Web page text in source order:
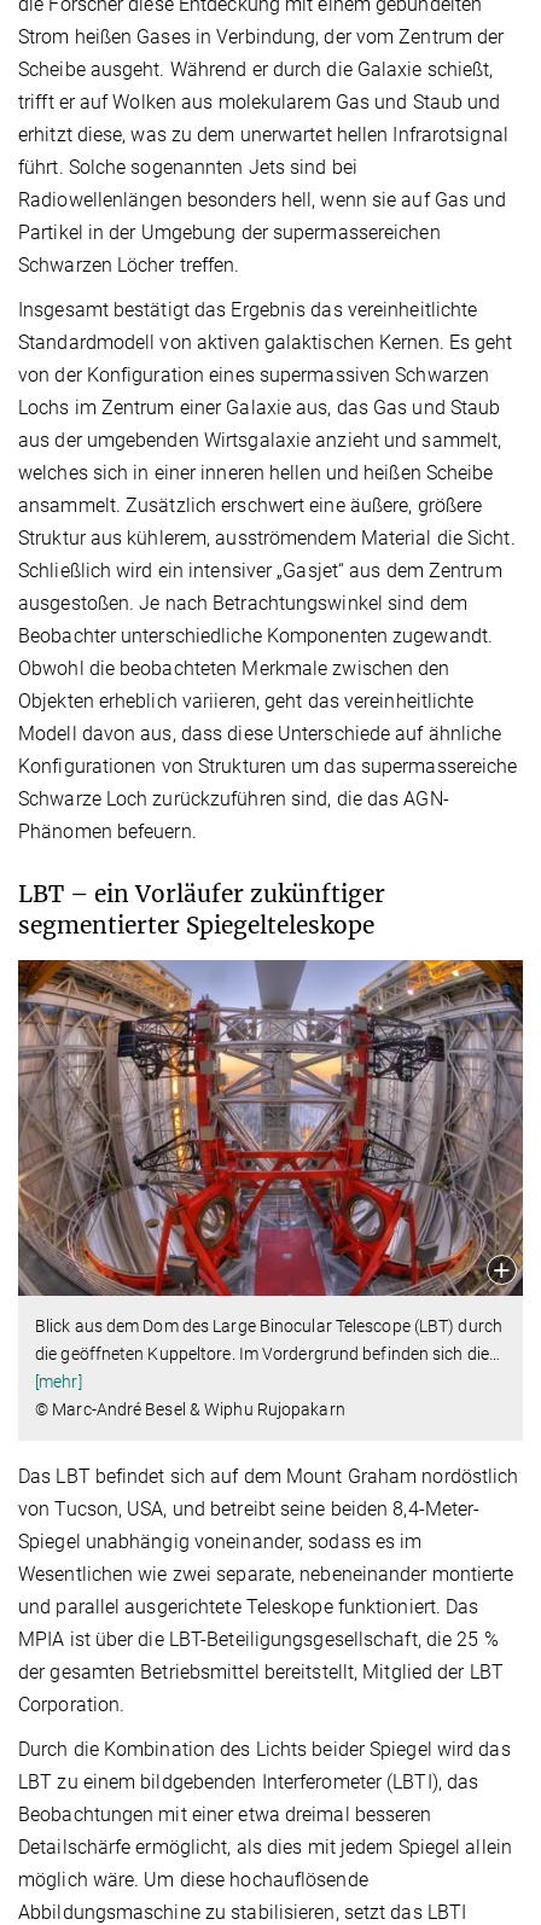
Strom heißen Gases in Verbindung, der vom Zentrum der
Scheibe ausgeht. Während er durch die Galaxie schießt,
trifft er auf Wolken aus molekularem Gas und Staub und
erhitzt diese, was zu dem unerwartet hellen Infrarotsignal
führt. Solche sogenannten Jets sind bei
Radiowellenlängen besonders hell, wenn sie auf Gas und
Partikel in der Umgebung der supermassereichen
Schwarzen Löcher treffen.
Insgesamt bestätigt das Ergebnis das vereinheitlichte
Standardmodell von aktiven galaktischen Kernen. Es geht
von der Konfiguration eines supermassiven Schwarzen
Lochs im Zentrum einer Galaxie aus, das Gas und Staub
aus der umgebenden Wirtsgalaxie anzieht und sammelt,
welches sich in einer inneren hellen und heißen Scheibe
ansammelt. Zusätzlich erschwert eine äußere, größere
Struktur aus kühlerem, ausströmendem Material die Sicht.
Schließlich wird ein intensiver „Gasjet“ aus dem Zentrum
ausgestoßen. Je nach Betrachtungswinkel sind dem
Beobachter unterschiedliche Komponenten zugewandt.
Obwohl die beobachteten Merkmale zwischen den
Objekten erheblich variieren, geht das vereinheitlichte
Modell davon aus, dass diese Unterschiede auf ähnliche
Konfigurationen von Strukturen um das supermassereiche
Schwarze Loch zurückzuführen sind, die das AGN-
Phänomen befeuern.
LBT – ein Vorläufer zukünftiger
segmentierter Spiegelteleskope
Blick aus dem Dom des Large Binocular Telescope (LBT) durch
die geöffneten Kuppeltore. Im Vordergrund befinden sich die…
[mehr]
© Marc-André Besel & Wiphu Rujopakarn
Das LBT befindet sich auf dem Mount Graham nordöstlich
von Tucson, USA, und betreibt seine beiden 8,4-Meter-
Spiegel unabhängig voneinander, sodass es im
Wesentlichen wie zwei separate, nebeneinander montierte
und parallel ausgerichtete Teleskope funktioniert. Das
MPIA ist über die LBT-Beteiligungsgesellschaft, die 25 %
der gesamten Betriebsmittel bereitstellt, Mitglied der LBT
Corporation.
Durch die Kombination des Lichts beider Spiegel wird das
LBT zu einem bildgebenden Interferometer (LBTI), das
Beobachtungen mit einer etwa dreimal besseren
Detailschärfe ermöglicht, als dies mit jedem Spiegel allein
möglich wäre. Um diese hochauflösende
Abbildungsmaschine zu stabilisieren, setzt das LBTI